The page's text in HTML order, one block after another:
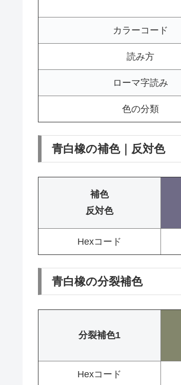
カラーコード
読み方
ローマ字読み
色の分類
青白橡の補色｜反対色
補色
反対色
Hexコード
青白橡の分裂補色
分裂補色1
Hexコード